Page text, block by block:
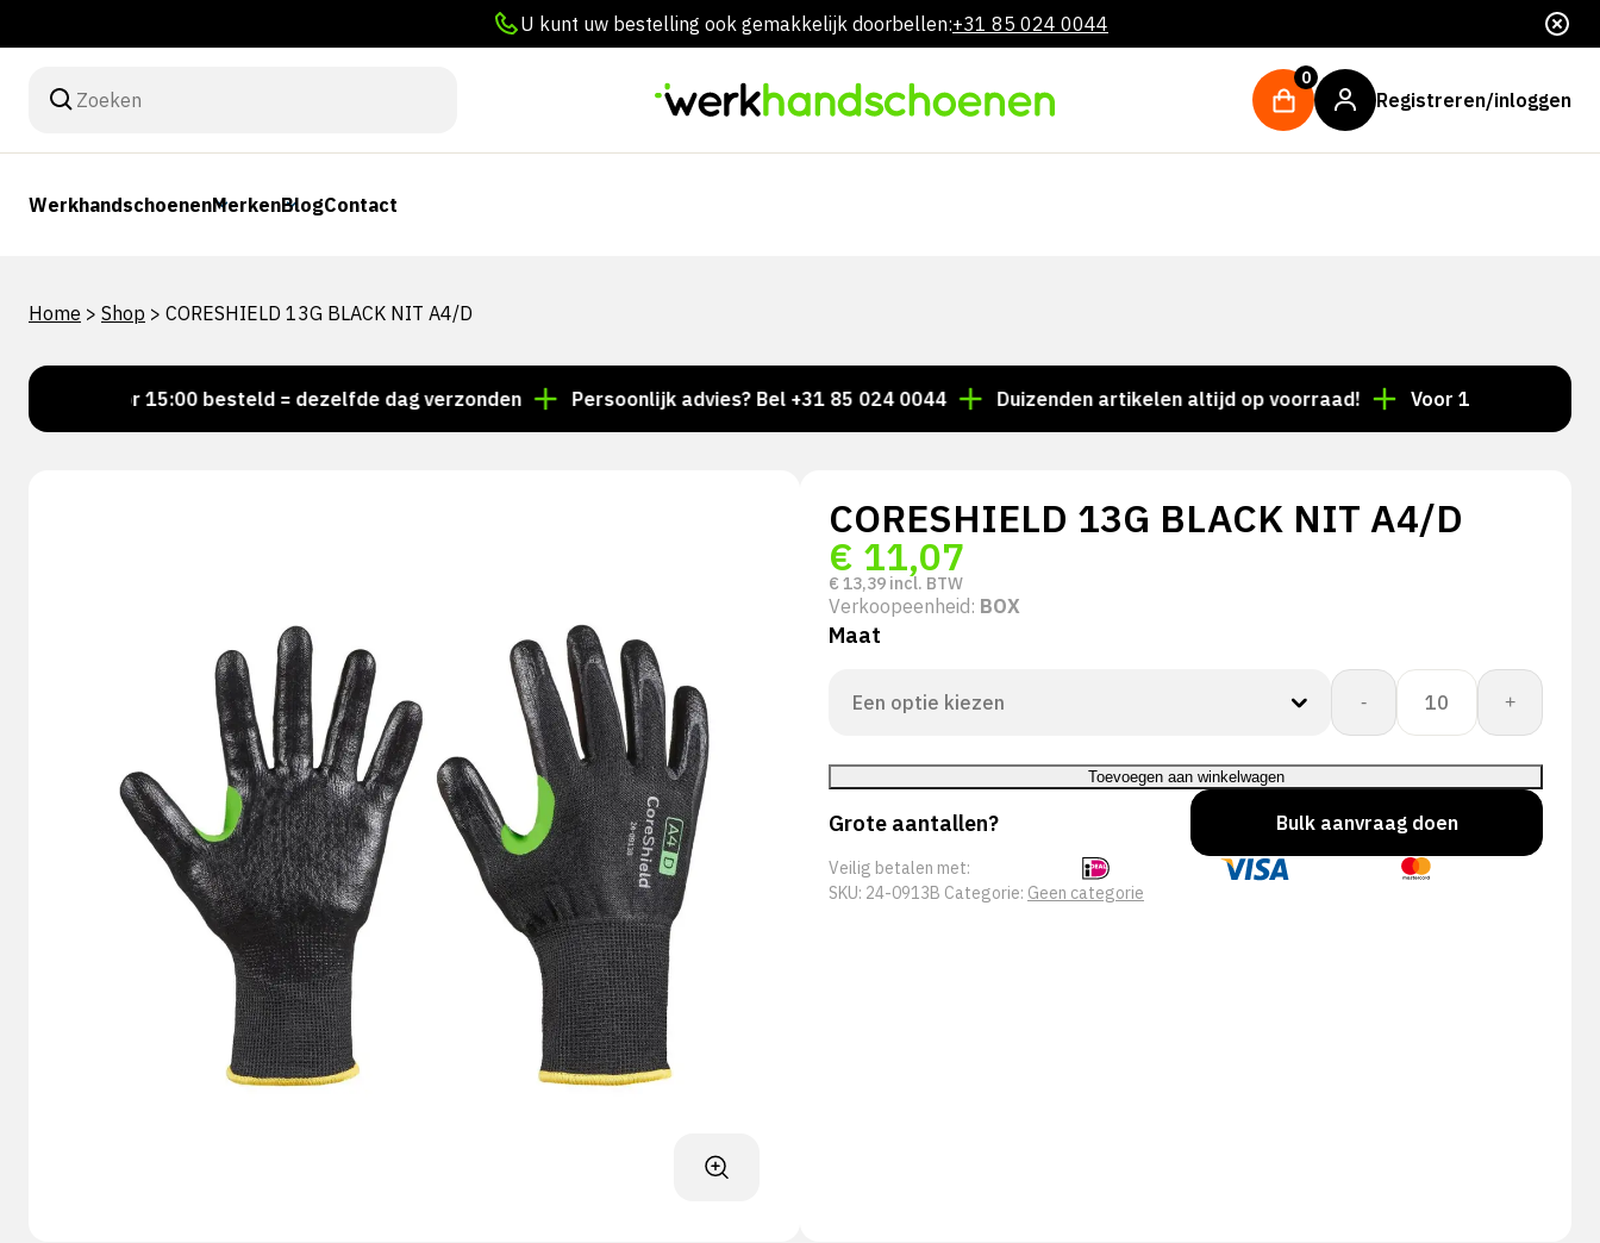
U kunt uw bestelling ook gemakkelijk doorbellen:+31 85 024 0044
0
Registreren/inloggen
WerkhandschoenenMerkenBlogContact
Home > Shop > CORESHIELD 13G BLACK NIT A4/D
Voor 15:00 besteld = dezelfde dag verzonden Persoonlijk advies? Bel +31 85 024 0044 Duizenden artikelen altijd op voorraad! Voor 15:00 besteld =
CORESHIELD 13G BLACK NIT A4/D
€ 11,07
€ 13,39 incl. BTW
Verkoopeenheid: BOX
Maat
-
CORESHIELD
13G
BLACK
NIT
A4/D
aantal
+
Toevoegen aan winkelwagen
Grote aantallen? Bulk aanvraag doen
Veilig betalen met:
SKU: 24-0913B Categorie: Geen categorie